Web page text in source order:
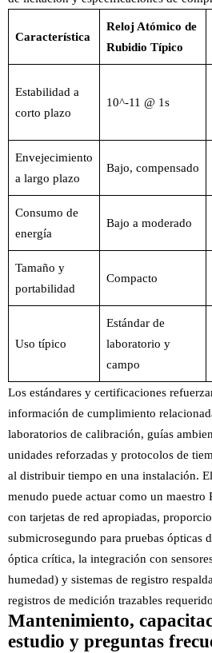
Característica
Reloj Atómico de
Rubidio Típico
Estabilidad a
corto plazo
10^-11 @ 1s
Envejecimiento
a largo plazo
Bajo, compensado
Consumo de
energía
Bajo a moderado
Tamaño y
portabilidad
Compacto
Uso típico
Estándar de
laboratorio y
campo
Los estándares y certificaciones
información de cumplimiento
laboratorios de calibración, guías
unidades reforzadas y protocolos de
al distribuir tiempo en una instalación.
menudo puede actuar como un maestro
con tarjetas de red apropiadas,
submicrosegundo para pruebas ópticas
óptica crítica, la integración con
humedad) y sistemas de registro
registros de medición trazables
Mantenimiento,
estudio y preguntas